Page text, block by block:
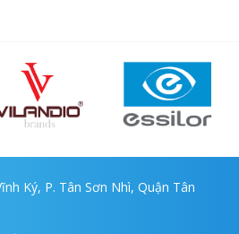
Ký, P. Tân Sơn Nhì, Quận Tân